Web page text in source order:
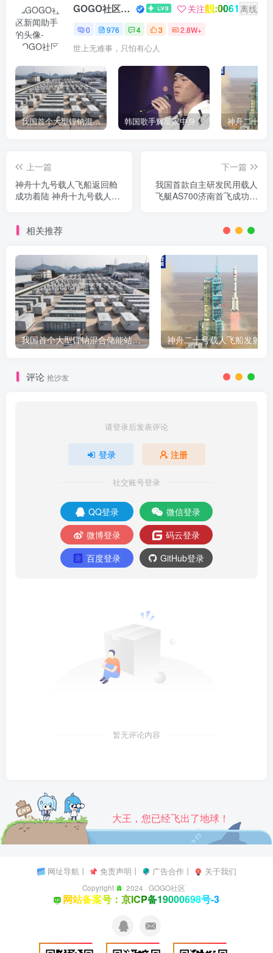
GOGO社区新闻助手 关注靓:0061 离线
0 976 4 3 2.8W+
世上无难事，只怕有心人
我国首个大型锂钠混合储能站投产，开启储能新时代 韩国歌手辉星家中身亡，终年43岁，警方调查死因
上一篇
神舟十九号载人飞船返回舱
成功着陆 神舟十九号载人飞
下一篇
我国首款自主研发民用载人
飞艇AS700济南首飞成功，
相关推荐
我国首个大型锂钠混合储能站投产，开启储能新时代
评论 抢沙发
请登录后发表评论
登录 注册
社交账号登录
QQ登录
微信登录
微博登录
码云登录
百度登录
GitHub登录
暂无评论内容
大王，您已经飞出了地球！
网址导航丨 免责声明 丨 广告合作丨 关于我们
Copyright 2024 ·GOGO社区
网站备案号：京ICP备19000698号-3